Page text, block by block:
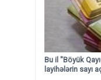
Bu il "Böyük
layihələrin sayı